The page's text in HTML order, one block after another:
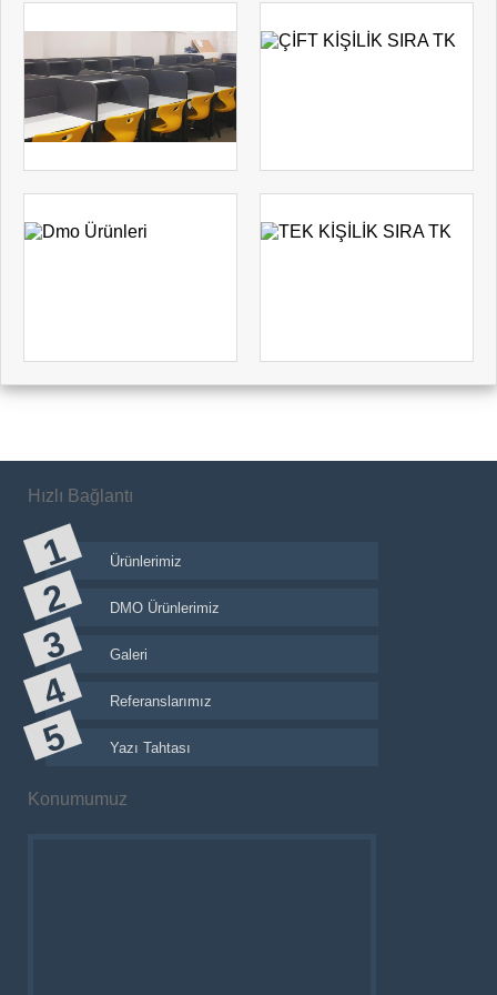
Hızlı Bağlantı
Ürünlerimiz
DMO Ürünlerimiz
Galeri
Referanslarımız
Yazı Tahtası
Konumumuz